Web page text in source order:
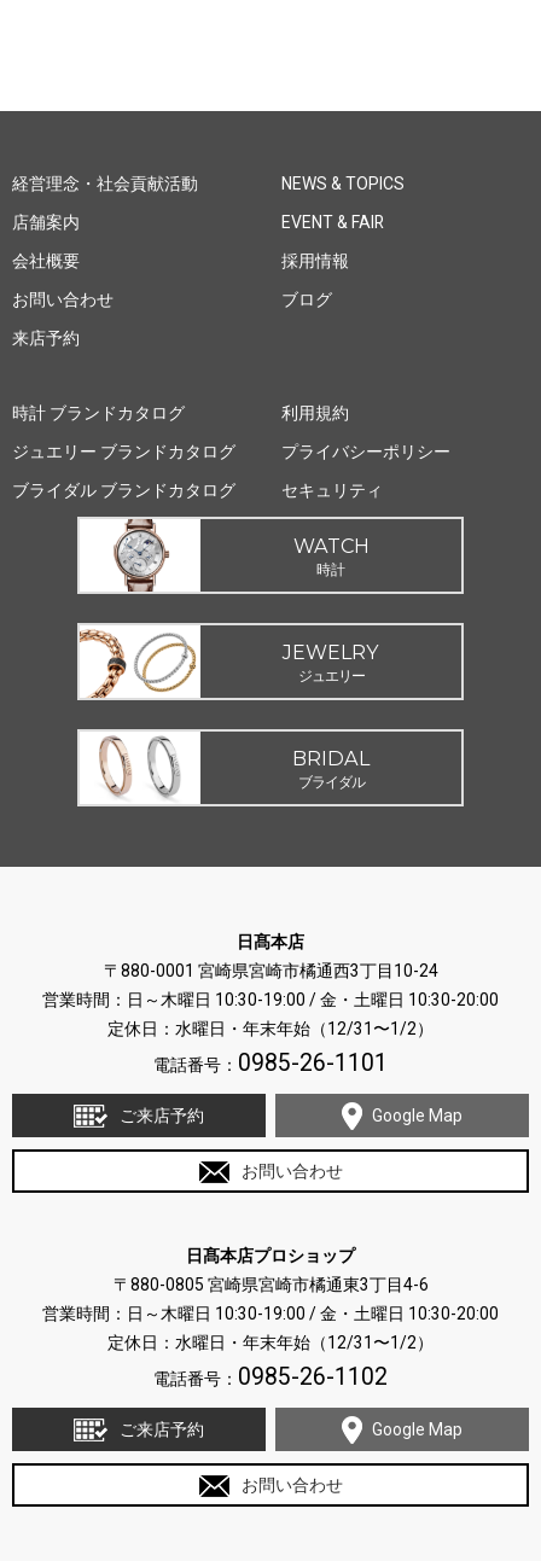
経営理念・社会貢献活動
店舗案内
会社概要
お問い合わせ
来店予約
NEWS & TOPICS
EVENT & FAIR
採用情報
ブログ
時計 ブランドカタログ
ジュエリー ブランドカタログ
ブライダル ブランドカタログ
利用規約
プライバシーポリシー
セキュリティ
WATCH
時計
JEWELRY
ジュエリー
BRIDAL
ブライダル
日髙本店
〒880-0001 宮崎県宮崎市橘通西3丁目10-24
営業時間：日～木曜日 10:30-19:00 / 金・土曜日 10:30-20:00
定休日：水曜日・年末年始（12/31〜1/2）
電話番号： 0985-26-1101
ご来店予約 Google Map
お問い合わせ
日髙本店プロショップ
〒880-0805 宮崎県宮崎市橘通東3丁目4-6
営業時間：日～木曜日 10:30-19:00 / 金・土曜日 10:30-20:00
定休日：水曜日・年末年始（12/31〜1/2）
電話番号： 0985-26-1102
ご来店予約 Google Map
お問い合わせ